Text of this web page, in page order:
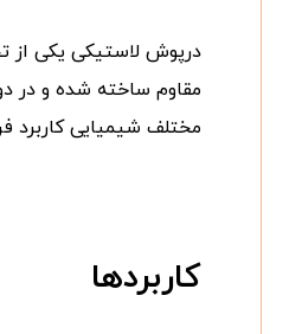
درپوش لاستیکی یکی از
مقاوم ساخته شده و در
مختلف شیمیایی کاربرد
کاربردها